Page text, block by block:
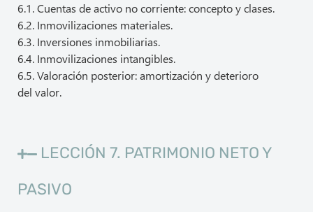
6.1. Cuentas de activo no corriente: concepto y clases.
6.2. Inmovilizaciones materiales.
6.3. Inversiones inmobiliarias.
6.4. Inmovilizaciones intangibles.
6.5. Valoración posterior: amortización y deterioro
del valor.
LECCIÓN 7. PATRIMONIO NETO Y
PASIVO